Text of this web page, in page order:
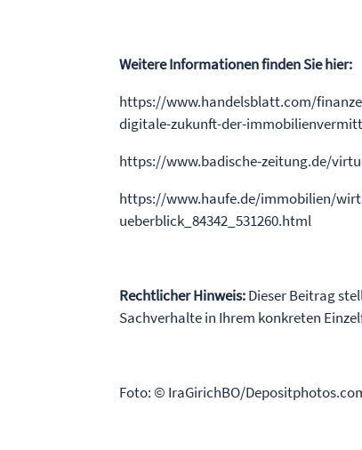
Weitere Informationen finden Sie hier:
https://www.handelsblatt.com/
digitale-zukunft-der-
https://www.badische-zeitung.de/
https://www.haufe.de/immobilien/
ueberblick_84342_531260.html
Rechtlicher Hinweis:Dieser Beitrag
Sachverhalte in Ihrem konkreten
Foto: © IraGirichBO/